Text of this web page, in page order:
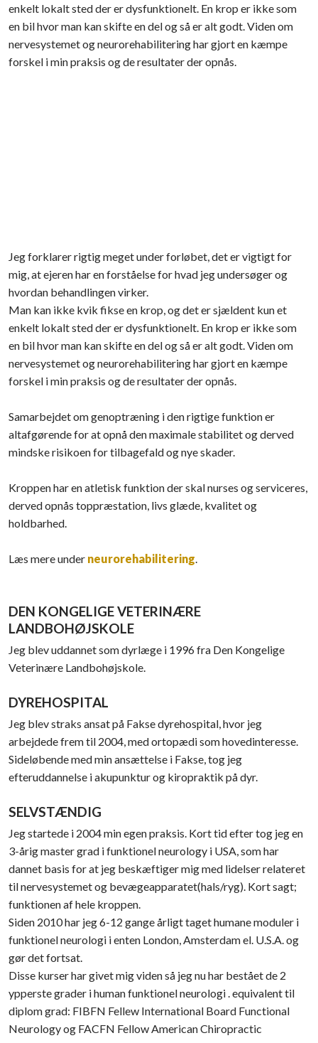
enkelt lokalt sted der er dysfunktionelt. En krop er ikke som
en bil hvor man kan skifte en del og så er alt godt. Viden om
nervesystemet og neurorehabilitering har gjort en kæmpe
forskel i min praksis og de resultater der opnås.
​Jeg forklarer rigtig meget under forløbet, det er vigtigt for
mig, at ejeren har en forståelse for hvad jeg undersøger og
hvordan behandlingen virker.
Man kan ikke kvik fikse en krop, og det er sjældent kun et
enkelt lokalt sted der er dysfunktionelt. En krop er ikke som
en bil hvor man kan skifte en del og så er alt godt. Viden om
nervesystemet og neurorehabilitering har gjort en kæmpe
forskel i min praksis og de resultater der opnås.
Samarbejdet om genoptræning i den rigtige funktion er
altafgørende for at opnå den maximale stabilitet og derved
mindske risikoen for tilbagefald og nye skader.
Kroppen har en atletisk funktion der skal nurses og serviceres,
derved opnås toppræstation, livs glæde, kvalitet og
holdbarhed.
Læs mere under neurorehabilitering.
DEN KONGELIGE VETERINÆRE
LANDBOHØJSKOLE
Jeg blev uddannet som dyrlæge i 1996 fra Den Kongelige
Veterinære Landbohøjskole.
DYREHOSPITAL
Jeg blev straks ansat på Fakse dyrehospital, hvor jeg
arbejdede frem til 2004, med ortopædi som hovedinteresse.
Sideløbende med min ansættelse i Fakse, tog jeg
efteruddannelse i akupunktur og kiropraktik på dyr.
SELVSTÆNDIG
Jeg startede i 2004 min egen praksis. Kort tid efter tog jeg en
3-årig master grad i funktionel neurology i USA, som har
dannet basis for at jeg beskæftiger mig med lidelser relateret
til nervesystemet og bevægeapparatet(hals/ryg). Kort sagt;
funktionen af hele kroppen.
Siden 2010 har jeg 6-12 gange årligt taget humane moduler i
funktionel neurologi i enten London, Amsterdam el. U.S.A. og
gør det fortsat.
Disse kurser har givet mig viden så jeg nu har bestået de 2
ypperste grader i human funktionel neurologi . equivalent til
diplom grad: FIBFN Fellew International Board Functional
Neurology og FACFN Fellow American Chiropractic